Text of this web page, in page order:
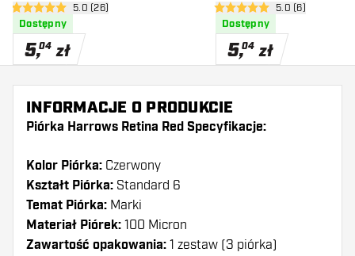
otwórz panel recenzji
5 gwiazdki oceny5.0 (26)
Dostępny
5,04 zł
otwórz panel
5 gwiazdki oceny5.0 (6)
Dostępny
5,04 zł
INFORMACJE O PRODUKCIE
Piórka Harrows Retina Red Specyfikacje:
Kolor Piórka: Czerwony
Kształt Piórka: Standard 6
Temat Piórka: Marki
Materiał Piórek: 100 Micron
Zawartość opakowania: 1 zestaw (3 piórka)